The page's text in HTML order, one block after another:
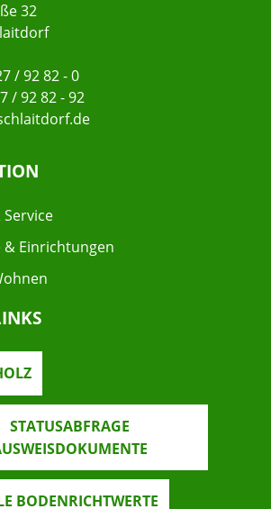
32
/ 92 82 - 0
/ 92 82 - 92
& Einrichtungen
STATUSABFRAGE
BODENRICHTWERTE